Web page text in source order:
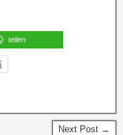
teilen
Next Post →